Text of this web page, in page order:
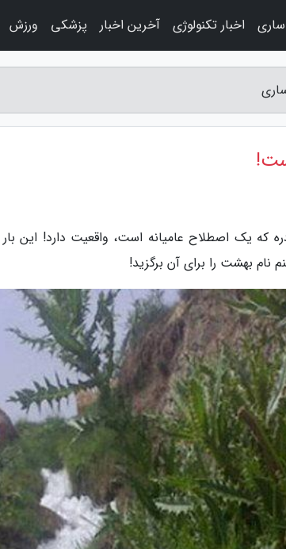
که یک اصطلاح عامیانه است، واقعیت دارد! این
بهشت را برای آن برگزید!
اخبار تکنولوژی آخرین اخبار پزشکی ورزش